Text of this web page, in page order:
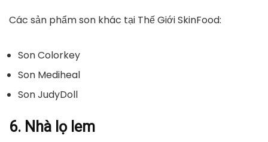
Các sản phẩm son khác tại Thế Giới SkinFood:
Son Colorkey
Son Mediheal
Son JudyDoll
6. Nhà lọ lem